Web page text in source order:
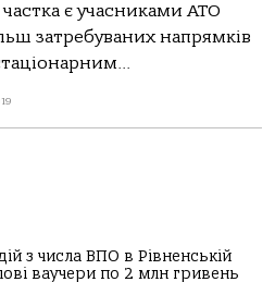
є учасниками АТО
затребуваних напрямків
з числа ВПО в Рівненській
ваучери по 2 млн гривень